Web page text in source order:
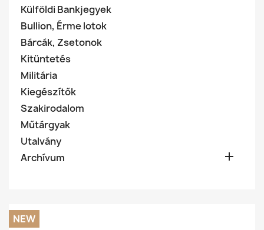
Külföldi Bankjegyek
Bullion, Érme lotok
Bárcák, Zsetonok
Kitüntetés
Militária
Kiegészítők
Szakirodalom
Műtárgyak
Utalvány
Archívum

NEW